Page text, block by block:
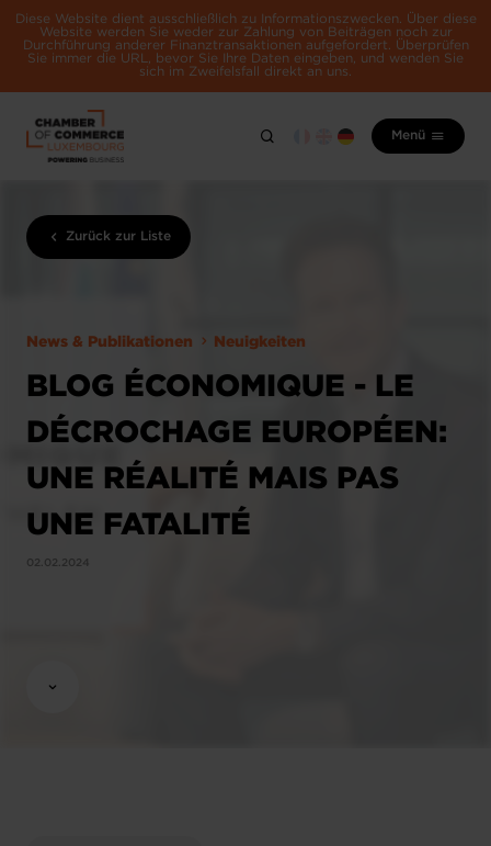
Diese Website dient ausschließlich zu Informationszwecken. Über diese
Website werden Sie weder zur Zahlung von Beiträgen noch zur
Durchführung anderer Finanztransaktionen aufgefordert. Überprüfen
Sie immer die URL, bevor Sie Ihre Daten eingeben, und wenden Sie
sich im Zweifelsfall direkt an uns.
Menü
Zurück zur Liste
News & Publikationen Neuigkeiten
BLOG ÉCONOMIQUE - LE
DÉCROCHAGE EUROPÉEN:
UNE RÉALITÉ MAIS PAS
UNE FATALITÉ
02.02.2024